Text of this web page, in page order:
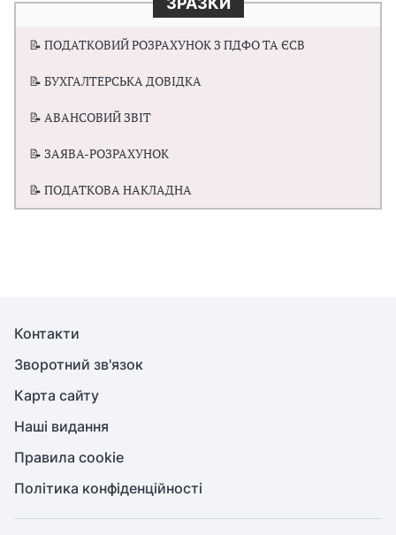
📝 ПОДАТКОВИЙ РОЗРАХУНОК З ПДФО ТА ЄСВ
📝 БУХГАЛТЕРСЬКА ДОВІДКА
📝 АВАНСОВИЙ ЗВІТ
📝 ЗАЯВА-РОЗРАХУНОК
📝 ПОДАТКОВА НАКЛАДНА
Контакти
Зворотний зв'язок
Карта сайту
Наші видання
Правила cookie
Політика конфіденційності